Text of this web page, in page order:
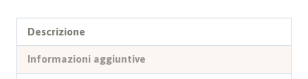
Descrizione
Informazioni aggiuntive